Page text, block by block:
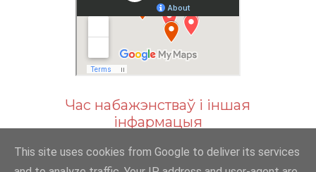
Час набажэнстваў і іншая
інфармацыя
This site uses cookies from Google to deliver its services